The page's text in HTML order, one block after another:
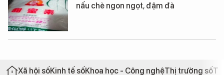
nấu chè ngon ngọt, đậm đà
Xã hội sốKinh tế sốKhoa học - Công nghệThị trường số